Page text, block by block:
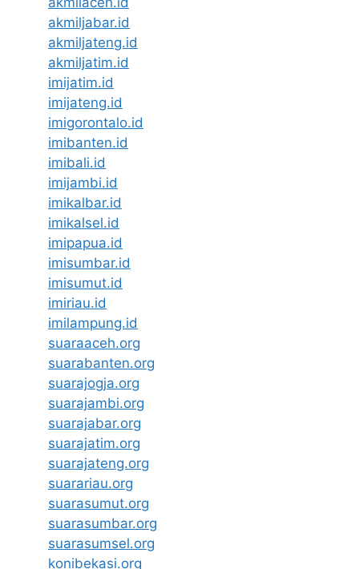
akmiljabar.id
akmiljateng.id
akmiljatim.id
imijatim.id
imijateng.id
imigorontalo.id
imibanten.id
imibali.id
imijambi.id
imikalbar.id
imikalsel.id
imipapua.id
imisumbar.id
imisumut.id
imiriau.id
imilampung.id
suaraaceh.org
suarabanten.org
suarajogja.org
suarajambi.org
suarajabar.org
suarajatim.org
suarajateng.org
suarariau.org
suarasumut.org
suarasumbar.org
suarasumsel.org
konibekasi.org